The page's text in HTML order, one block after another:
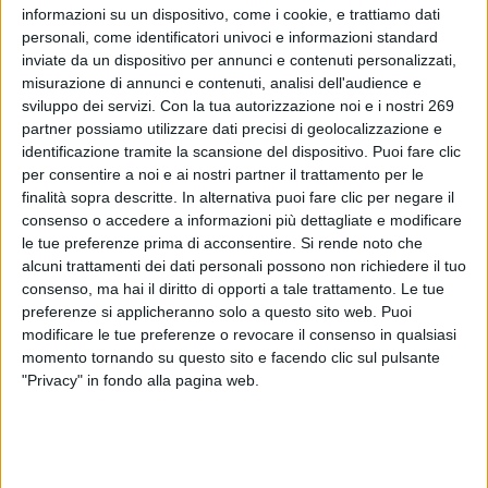
informazioni su un dispositivo, come i cookie, e trattiamo dati
personali, come identificatori univoci e informazioni standard
inviate da un dispositivo per annunci e contenuti personalizzati,
misurazione di annunci e contenuti, analisi dell'audience e
sviluppo dei servizi. Con la tua autorizzazione noi e i nostri 269
partner possiamo utilizzare dati precisi di geolocalizzazione e
identificazione tramite la scansione del dispositivo. Puoi fare clic
per consentire a noi e ai nostri partner il trattamento per le
finalità sopra descritte. In alternativa puoi fare clic per negare il
consenso o accedere a informazioni più dettagliate e modificare
le tue preferenze prima di acconsentire. Si rende noto che
alcuni trattamenti dei dati personali possono non richiedere il tuo
consenso, ma hai il diritto di opporti a tale trattamento. Le tue
preferenze si applicheranno solo a questo sito web. Puoi
modificare le tue preferenze o revocare il consenso in qualsiasi
momento tornando su questo sito e facendo clic sul pulsante
"Privacy" in fondo alla pagina web.
PUBLISHED BY DIALFARM 1 YEAR AGO | COMUNICATI
Vi informiamo che sulla Gazzetta ufficiale dell'Unione
europea serie L del 12/06/2025 è stato pubblicato il
regolamento (UE) 2025/1150 dell'11/6/2025 relativo
all'uso dell’ascorbato di sodio (E 301) nelle preparazio...
To read this communicate you must be registered.
If you are registered,login.
To register,contact the company.